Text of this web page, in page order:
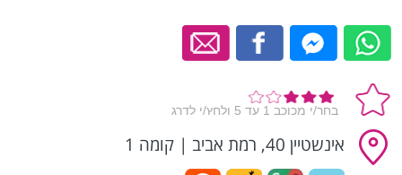
אינשטיין 40, רמת אביב | קומה 1